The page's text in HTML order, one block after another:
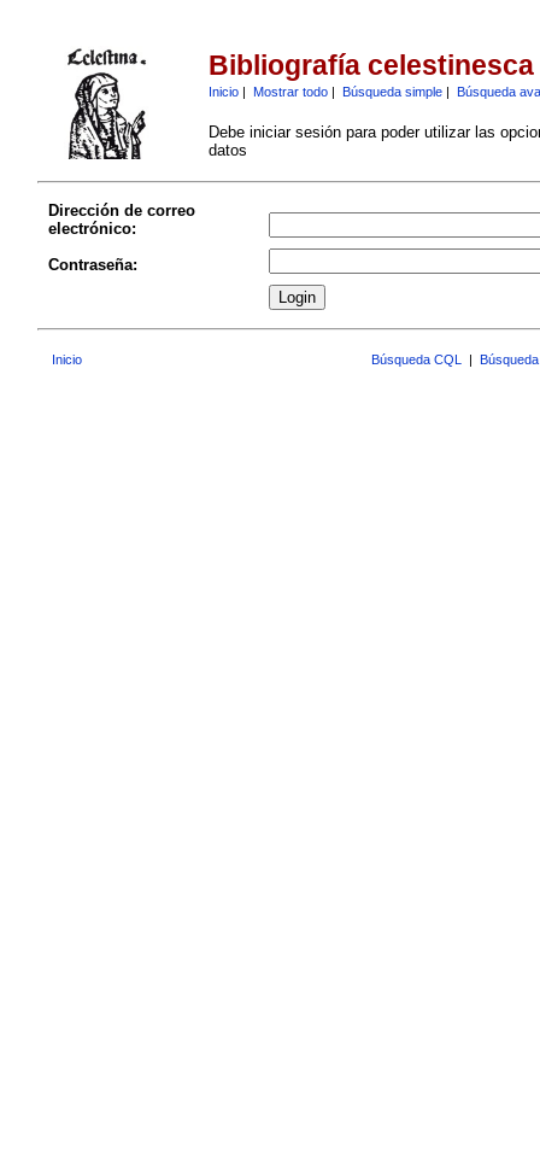
Bibliografía celestinesca
Inicio| Mostrar todo| Búsqueda simple| Búsqueda
Debe iniciar sesión para poder utilizar las
datos
Dirección de correo
electrónico:
Contraseña:
Inicio Búsqueda CQL |